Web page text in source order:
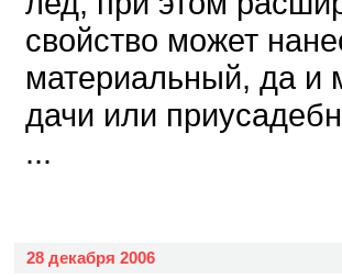
свойство может
материальный, да и
дачи или
...
28 декабря 2006